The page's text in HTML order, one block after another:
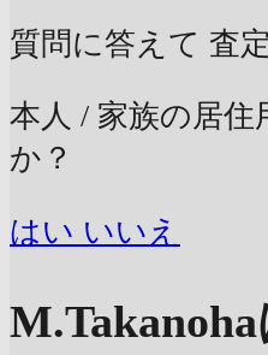
質問に答えて 査
本人 / 家族の居
か？
はい いいえ